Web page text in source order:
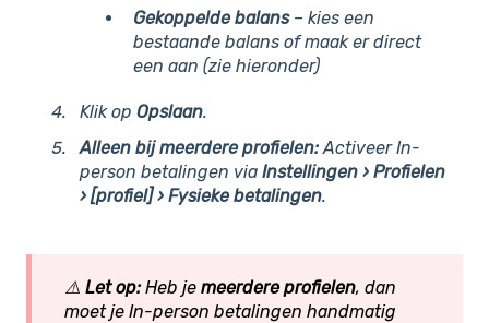
Gekoppelde balans– kies een
bestaande balans of maak er direct
een aan (zie hieronder)
Klik op Opslaan.
Alleen bij meerdere profielen:Activeer In-
person betalingen via Instellingen › Profielen
› [profiel] › Fysieke betalingen.
⚠️ Let op: Heb je meerdere profielen, dan
moet je In-person betalingen handmatig